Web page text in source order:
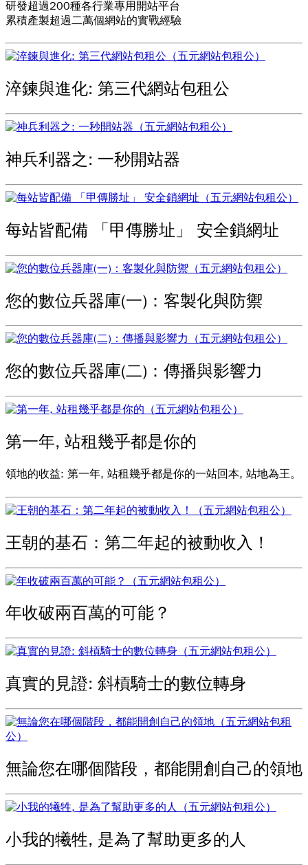
研發超過200種各行業專用開站平台
累積產製超過二萬個網站的實戰經驗
淬鍊與進化: 第三代網站包租公
神兵利器之: 一秒開站器
每站皆配備 「甲傳勝址」 安全鎖網址
您的數位兵器庫(一)：客製化與防禦
您的數位兵器庫(二)：傳播與影響力
第一年, 站租幾乎都是你的
領地的收益: 第一年, 站租幾乎都是你的一站回本, 站地為王。
王朝的基石：第二年起的被動收入！
年收破兩百萬的可能？
真實的見證: 斜槓騎士的數位轉身
無論您在哪個階段，都能開創自己的領地
小我的犧牲, 是為了幫助更多的人